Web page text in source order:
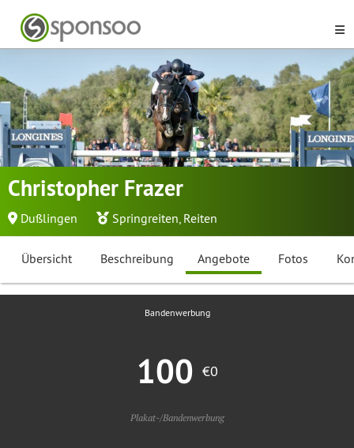
Christopher Frazer
Dußlingen Springreiten, Reiten
Übersicht Beschreibung Angebote Fotos
Bandenwerbung
100 €0
Plakat-/Bandenwerbung